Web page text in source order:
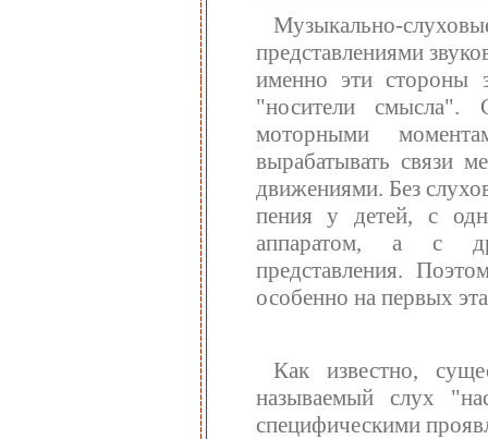
Музыкально-
представлениями
именно эти стороны
"носители смысла".
моторными
вырабатывать связи
движениями. Без
пения у детей, с
аппаратом, а с
представления.
особенно на первых
Как известно,
называемый слух
специфическими